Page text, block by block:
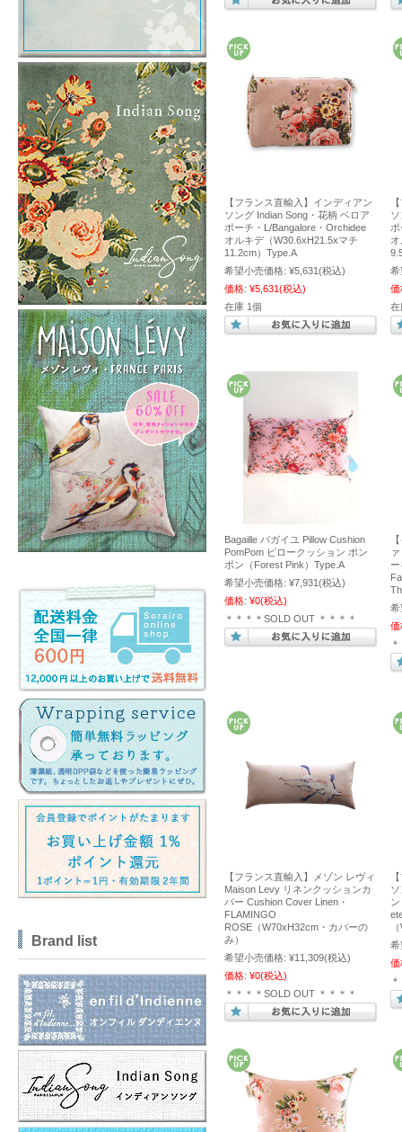
【フランス直輸入】インディアン
ソング Indian Song・花柄 ベロア
ポーチ・L/Bangalore・Orchidee
オルキデ（W30.6xH21.5xマチ
11.2cm）Type.A
希望小売価格: ¥5,631(税込)
価格: ¥5,631(税込)
在庫 1個
希
価
在
Bagaille バガイユ Pillow Cushion
PomPom ピロークッション ポン
ポン（Forest Pink）Type.A
希望小売価格: ¥7,931(税込)
価格: ¥0(税込)
＊＊＊＊SOLD OUT ＊＊＊＊
希
価
【フランス直輸入】メゾン レヴィ
Maison Levy リネンクッションカ
バー Cushion Cover Linen・
FLAMINGO
ROSE（W70xH32cm・カバーの
み）
希望小売価格: ¥11,309(税込)
価格: ¥0(税込)
＊＊＊＊SOLD OUT ＊＊＊＊
希
価
Brand list